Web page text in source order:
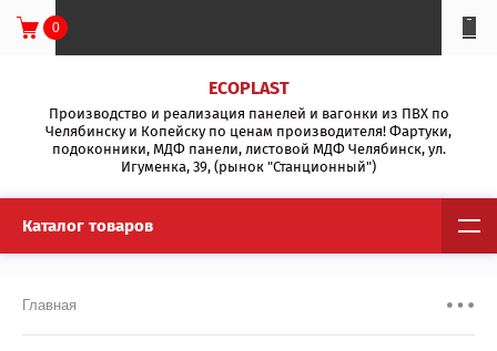
0
ECOPLAST
Производство и реализация панелей и вагонки из ПВХ по
Челябинску и Копейску по ценам производителя! Фартуки,
подоконники, МДФ панели, листовой МДФ Челябинск, ул.
Игуменка, 39, (рынок "Станционный")
Каталог товаров
Главная